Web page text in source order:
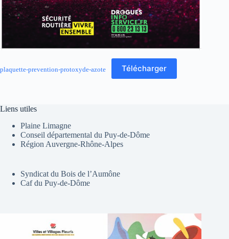
plaquette-prevention-protoxyde-azote Télécharger
Liens utiles
Plaine Limagne
Conseil départemental du Puy-de-Dôme
Région Auvergne-Rhône-Alpes
Syndicat du Bois de l’Aumône
Caf du Puy-de-Dôme